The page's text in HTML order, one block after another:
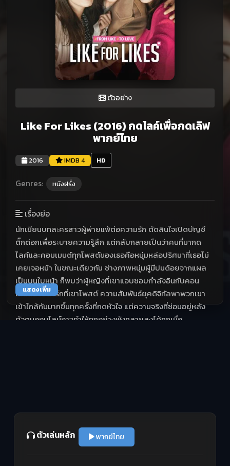
ตัวอย่าง
Like For Likes (2016) กดไลค์เพื่อกดเลิฟ
พากย์ไทย
2016 IMDB 4 HD
Genres: หนังฝรั่ง
เรื่องย่อ
นักเขียนบทละครสาวผู้พ่ายแพ้ต่อความรัก ตัดสินใจเปิดบัญชี
ติ๊กต่อกเพื่อระบายความรู้สึก แต่กลับกลายเป็นว่าคนที่มากด
ไลค์และคอมเมนต์ทุกโพสต์ของเธอคือหนุ่มหล่อปริศนาที่เธอไม่
เคยเจอหน้า ในขณะเดียวกัน ช่างภาพหนุ่มผู้มีปมด้อยจากแผล
เป็นบนใบหน้า ก็พบว่าผู้หญิงที่เขาแอบชอบกำลังอินกับคอน
เทนต์สายดาร์กที่เขาโพสต์ ความสัมพันธ์ยุคดิจิทัลพาพวกเขา
เข้าใกล้กันมากขึ้นทุกครั้งที่กดหัวใจ แต่ความจริงที่ซ่อนอยู่หลัง
ตัวตนออนไลน์อาจทำให้ทุกอย่างพังทลายลงได้ทุกเมื่อ
แสดงเพิ่ม
ตัวเล่นหลัก พากย์ไทย